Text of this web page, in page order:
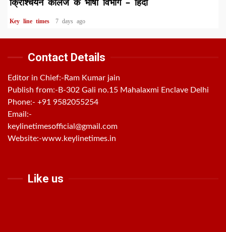
Key line times 7 days ago
Contact Details
Editor in Chief:-Ram Kumar jain
Publish from:- B-302 Gali no.15 Mahalaxmi Enclave Delhi
Phone:- +91 9582055254
Email:-
keylinetimesofficial@gmail.com
Website:-www.keylinetimes.in
Like us